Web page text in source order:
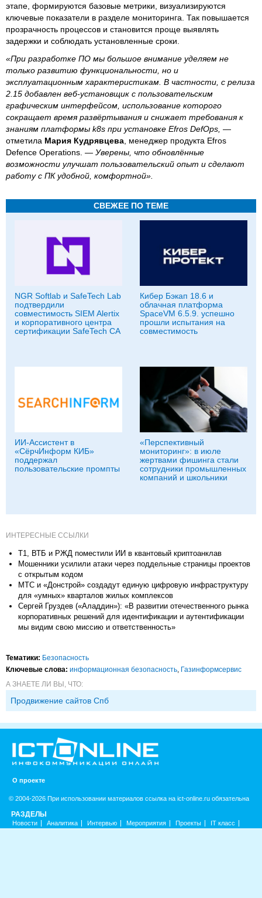
этапе, формируются базовые метрики, визуализируются
ключевые показатели в разделе мониторинга. Так повышается
прозрачность процессов и становится проще выявлять
задержки и соблюдать установленные сроки.
«При разработке ПО мы большое внимание уделяем не
только развитию функциональности, но и
эксплуатационным характеристикам. В частности, с релиза
2.15 добавлен веб-установщик с пользовательским
графическим интерфейсом, использование которого
сокращает время развёртывания и снижает требования к
знаниям платформы k8s при установке Efros DefOps, —
отметила Мария Кудрявцева , менеджер продукта Efros
Defence Operations. — Уверены, что обновлённые
возможности улучшат пользовательский опыт и сделают
работу с ПК удобной, комфортной».
СВЕЖЕЕ ПО ТЕМЕ
NGR Softlab и SafeTech Lab
подтвердили
совместимость SIEM Alertix
и корпоративного центра
сертификации SafeTech CA
Кибер Бэкап 18.6 и
облачная платформа
SpaceVM 6.5.9. успешно
прошли испытания на
совместимость
ИИ-Ассистент в
«СёрчИнформ КИБ»
поддержал
пользовательские промпты
«Перспективный
мониторинг»: в июле
жертвами фишинга стали
сотрудники промышленных
компаний и школьники
ИНТЕРЕСНЫЕ ССЫЛКИ
Т1, ВТБ и РЖД поместили ИИ в квантовый криптоанклав
Мошенники усилили атаки через поддельные страницы проектов
с открытым кодом
МТС и «Донстрой» создадут единую цифровую инфраструктуру
для «умных» кварталов жилых комплексов
Сергей Груздев («Аладдин»): «В развитии отечественного рынка
корпоративных решений для идентификации и аутентификации
мы видим свою миссию и ответственность»
Тематики: Безопасность
Ключевые слова: информационная безопасность, Газинформсервис
А ЗНАЕТЕ ЛИ ВЫ, ЧТО:
Продвижение сайтов Спб
О проекте
© 2004-2026 При использовании материалов ссылка на ict-online.ru обязательна
РАЗДЕЛЫ
Новости Аналитика Интервью Мероприятия Проекты
IT класс